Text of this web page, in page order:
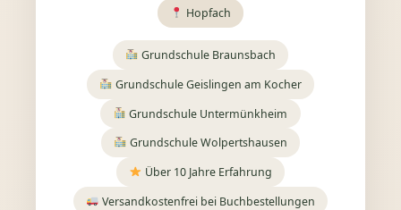
Hopfach
Grundschule Braunsbach
Grundschule Geislingen am Kocher
Grundschule Untermünkheim
Grundschule Wolpertshausen
Über 10 Jahre Erfahrung
Versandkostenfrei bei Buchbestellungen